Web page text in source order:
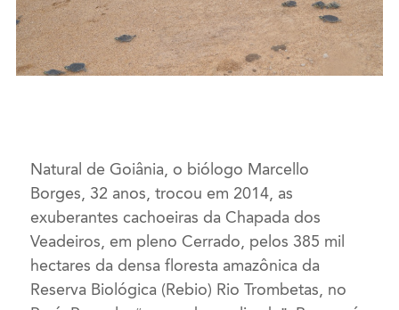
Natural de Goiânia, o biólogo Marcello
Borges, 32 anos, trocou em 2014, as
exuberantes cachoeiras da Chapada dos
Veadeiros, em pleno Cerrado, pelos 385 mil
hectares da densa floresta amazônica da
Reserva Biológica (Rebio) Rio Trombetas, no